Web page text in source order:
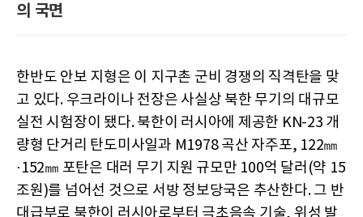
의 국면
한반도 안보 지형은 이 지구촌 군비 경쟁의 직격탄을 맞
고 있다. 우크라이나 전장은 사실상 북한 무기의 대규모
실전 시험장이 됐다. 북한이 러시아에 제공한 KN-23 개
량형 단거리 탄도미사일과 M1978 곡산 자주포, 122㎜
·152㎜ 포탄은 대러 무기 지원 규모만 100억 달러(약 15
조원)를 넘어선 것으로 서방 정보당국은 추산한다. 그 반
대급부로 북한이 러시아로부터 극초음속 기술, 위성 발